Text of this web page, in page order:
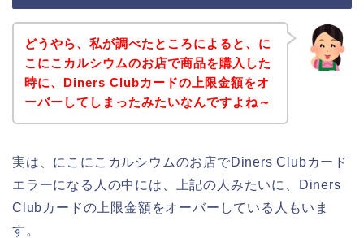
どうやら、私が調べたところによると、に
こにこカルシウムのお店で商品を購入した
時に、Diners Clubカードの上限金額をオ
ーバーしてしまったみたいなんですよね～
実は、にこにこカルシウムのお店でDiners Clubカード
エラーになる人の中には、上記の人みたいに、Diners
Clubカードの上限金額をオーバーしている人もいま
す。